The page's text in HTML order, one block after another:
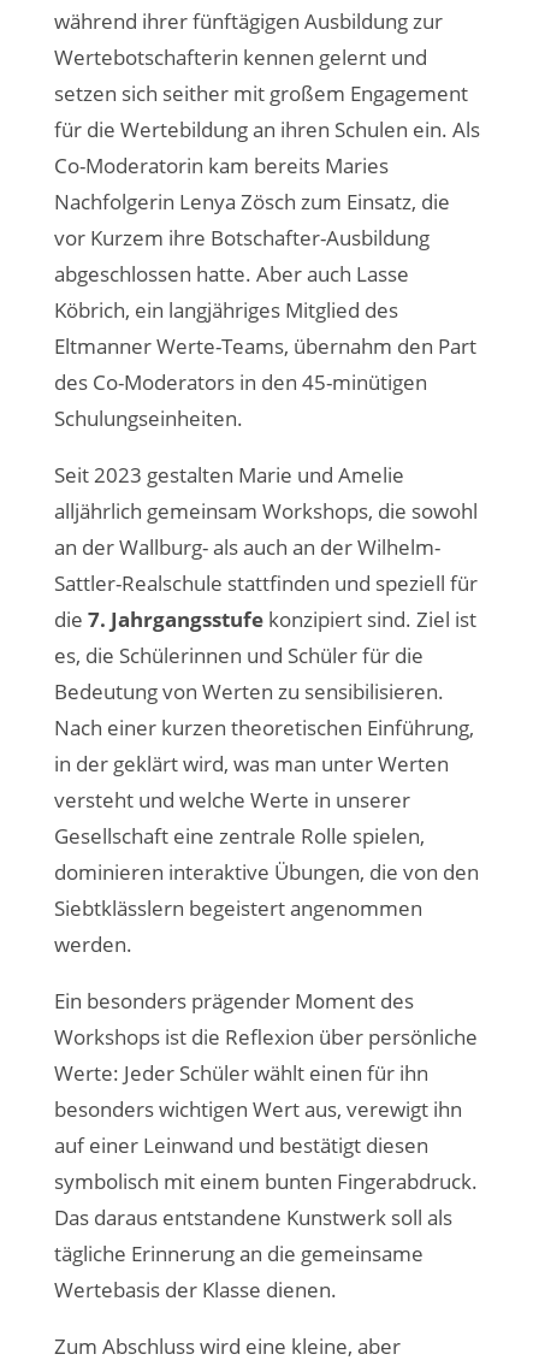
während ihrer fünftägigen Ausbildung zur
Wertebotschafterin kennen gelernt und
setzen sich seither mit großem Engagement
für die Wertebildung an ihren Schulen ein. Als
Co-Moderatorin kam bereits Maries
Nachfolgerin Lenya Zösch zum Einsatz, die
vor Kurzem ihre Botschafter-Ausbildung
abgeschlossen hatte. Aber auch Lasse
Köbrich, ein langjähriges Mitglied des
Eltmanner Werte-Teams, übernahm den Part
des Co-Moderators in den 45-minütigen
Schulungseinheiten.
Seit 2023 gestalten Marie und Amelie
alljährlich gemeinsam Workshops, die sowohl
an der Wallburg- als auch an der Wilhelm-
Sattler-Realschule stattfinden und speziell für
die 7. Jahrgangsstufekonzipiert sind. Ziel ist
es, die Schülerinnen und Schüler für die
Bedeutung von Werten zu sensibilisieren.
Nach einer kurzen theoretischen Einführung,
in der geklärt wird, was man unter Werten
versteht und welche Werte in unserer
Gesellschaft eine zentrale Rolle spielen,
dominieren interaktive Übungen, die von den
Siebtklässlern begeistert angenommen
werden.
Ein besonders prägender Moment des
Workshops ist die Reflexion über persönliche
Werte: Jeder Schüler wählt einen für ihn
besonders wichtigen Wert aus, verewigt ihn
auf einer Leinwand und bestätigt diesen
symbolisch mit einem bunten Fingerabdruck.
Das daraus entstandene Kunstwerk soll als
tägliche Erinnerung an die gemeinsame
Wertebasis der Klasse dienen.
Zum Abschluss wird eine kleine, aber